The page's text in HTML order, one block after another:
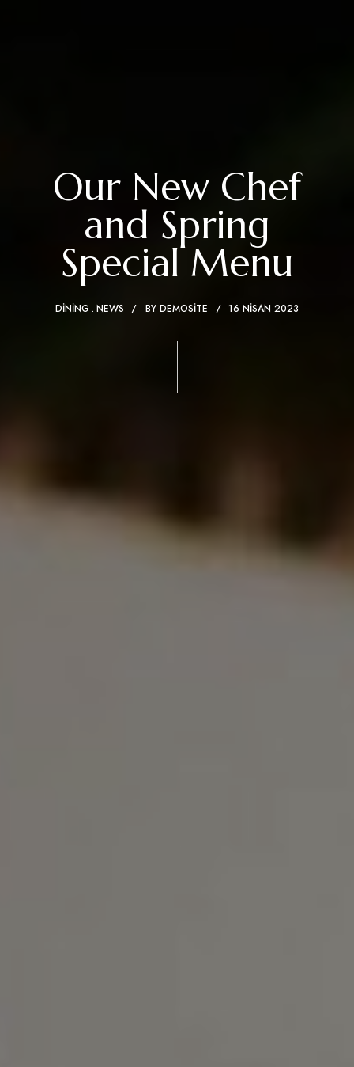
Our New Chef
and Spring
Special Menu
DINING NEWS BY DEMOSITE 16 NISAN 2023